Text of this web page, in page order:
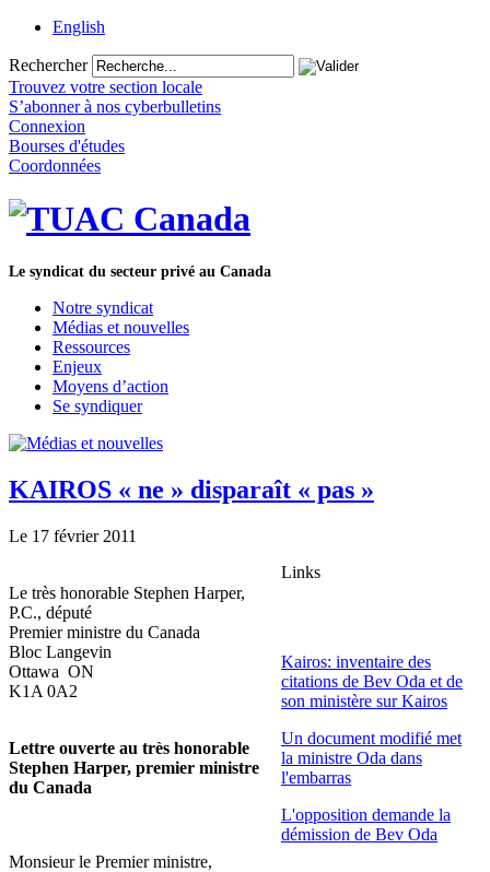
English
Rechercher
Trouvez votre section locale
S’abonner à nos cyberbulletins
Connexion
Bourses d'études
Coordonnées
Le syndicat du secteur privé au Canada
Notre syndicat
Médias et nouvelles
Ressources
Enjeux
Moyens d’action
Se syndiquer
KAIROS « ne » disparaît « pas »
Links
Kairos: inventaire des
citations de Bev Oda et de
son ministère sur Kairos
Un document modifié met
la ministre Oda dans
l'embarras
L'opposition demande la
démission de Bev Oda
Le 17 février 2011
Le très honorable Stephen Harper,
P.C., député
Premier ministre du Canada
Bloc Langevin
Ottawa ON
K1A 0A2
Lettre ouverte au très honorable
Stephen Harper, premier ministre
du Canada
Monsieur le Premier ministre,